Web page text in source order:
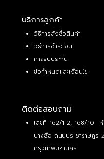
บริการลูกค้า
วิธีการสั่งซื้อสินค้า
วิธีการชำระเงิน
การรับประกัน
ข้อกำหนดและเงื่อนไข
ติดต่อสอบถาม
เลขที่ 162/1-2, 168/10
บางซื่อ ถนนประชาราษฎร์
กรุงเทพมหานคร